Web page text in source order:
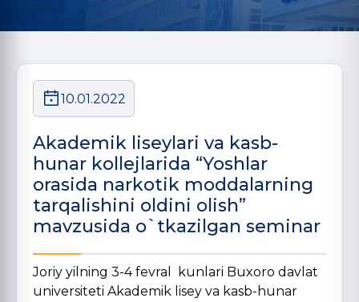
10.01.2022
Akademik liseylari va kasb-
hunar kollejlarida “Yoshlar
orasida narkotik moddalarning
tarqalishini oldini olish”
mavzusida o`tkazilgan seminar
Joriy yilning 3-4 fevral kunlari Buxoro davlat
universiteti Akademik lisey va kasb-hunar